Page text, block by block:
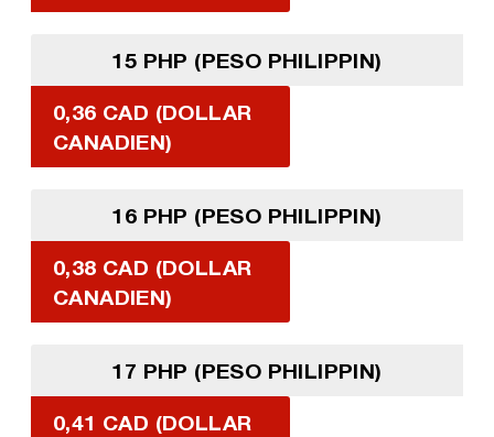
15 PHP (PESO PHILIPPIN)
0,36 CAD (DOLLAR
CANADIEN)
16 PHP (PESO PHILIPPIN)
0,38 CAD (DOLLAR
CANADIEN)
17 PHP (PESO PHILIPPIN)
0,41 CAD (DOLLAR